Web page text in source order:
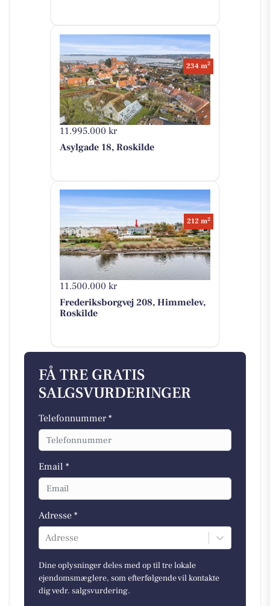
11.995.000 kr
234 m2
Asylgade 18, Roskilde
11.500.000 kr
212 m2
Frederiksborgvej 208, Himmelev,
Roskilde
FÅ TRE GRATIS
SALGSVURDERINGER
Telefonnummer *
Email *
Adresse *
Adresse
Dine oplysninger deles med op til tre lokale
ejendomsmæglere, som efterfølgende vil kontakte
dig vedr. salgsvurdering.